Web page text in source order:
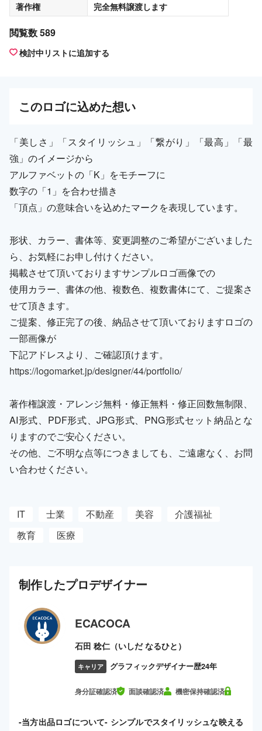
著作権
完全無料譲渡します
閲覧数 589
検討中リストに追加する
このロゴに込めた想い
「美しさ」「スタイリッシュ」「繋がり」「最高」「最
強」のイメージから
アルファベットの「K」をモチーフに
数字の「1」を合わせ描き
「頂点」の意味合いを込めたマークを表現しています。
形状、カラー、書体等、変更調整のご希望がございました
ら、お気軽にお申し付けください。
掲載させて頂いておりますサンプルロゴ画像での
使用カラー、書体の他、複数色、複数書体にて、ご提案さ
せて頂きます。
ご提案、修正完了の後、納品させて頂いておりますロゴの
一部画像が
下記アドレスより、ご確認頂けます。
https://logomarket.jp/designer/44/portfolio/
著作権譲渡・アレンジ無料・修正無料・修正回数無制限、
AI形式、PDF形式、JPG形式、PNG形式セット納品とな
りますのでご安心ください。
その他、ご不明な点等につきましても、ご遠慮なく、お問
い合わせください。
IT 士業 不動産 美容
介護福祉
教育
医療
制作したプロデザイナー
ECACOCA
石田 稔仁（いしだ なるひと）
キャリア グラフィックデザイナー歴24年
身分証確認済 面談確認済 機密保持確認済
-当方出品ロゴについて- シンプルでスタイリッシュな映える